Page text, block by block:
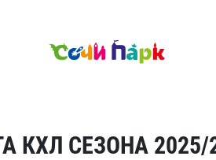
КХЛ СЕЗОНА 2025/